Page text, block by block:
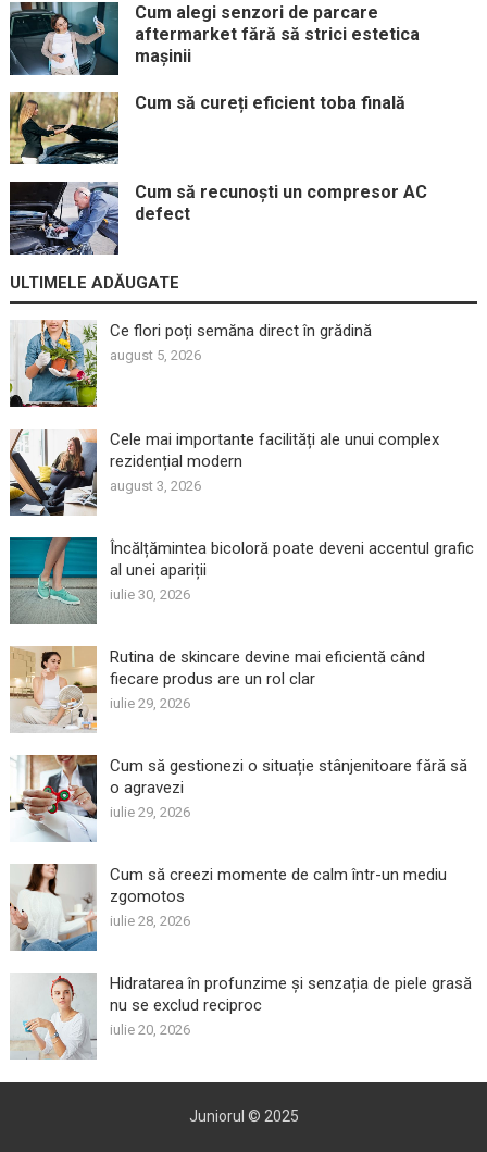
Cum alegi senzori de parcare
aftermarket fără să strici estetica
mașinii
Cum să cureți eficient toba finală
Cum să recunoști un compresor AC
defect
ULTIMELE ADĂUGATE
Ce flori poți semăna direct în grădină
august 5, 2026
Cele mai importante facilități ale unui complex
rezidențial modern
august 3, 2026
Încălțămintea bicoloră poate deveni accentul grafic
al unei apariții
iulie 30, 2026
Rutina de skincare devine mai eficientă când
fiecare produs are un rol clar
iulie 29, 2026
Cum să gestionezi o situație stânjenitoare fără să
o agravezi
iulie 29, 2026
Cum să creezi momente de calm într-un mediu
zgomotos
iulie 28, 2026
Hidratarea în profunzime și senzația de piele grasă
nu se exclud reciproc
iulie 20, 2026
Juniorul © 2025